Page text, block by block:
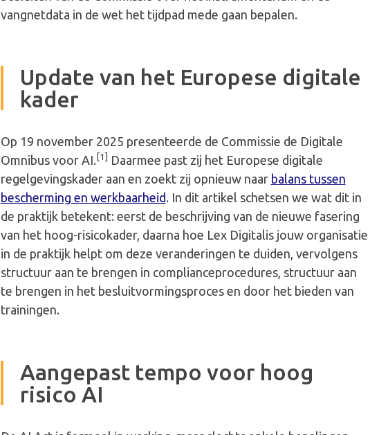
vangnetdata in de wet het tijdpad mede gaan bepalen.
Update van het Europese digitale
kader
Op 19 november 2025 presenteerde de Commissie de Digitale
Omnibus voor AI. [1] Daarmee past zij het Europese digitale
regelgevingskader aan en zoekt zij opnieuw naar balans tussen
bescherming en werkbaarheid. In dit artikel schetsen we wat dit in
de praktijk betekent: eerst de beschrijving van de nieuwe fasering
van het hoog-risicokader, daarna hoe Lex Digitalis jouw organisatie
in de praktijk helpt om deze veranderingen te duiden, vervolgens
structuur aan te brengen in complianceprocedures, structuur aan
te brengen in het besluitvormingsproces en door het bieden van
trainingen.
Aangepast tempo voor hoog
risico AI